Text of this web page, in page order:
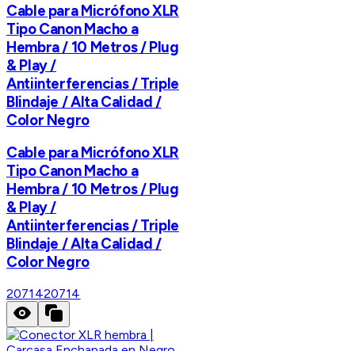
Cable para Micrófono XLR
Tipo Canon Macho a
Hembra / 10 Metros / Plug
& Play /
Antiinterferencias / Triple
Blindaje / Alta Calidad /
Color Negro
Cable para Micrófono XLR
Tipo Canon Macho a
Hembra / 10 Metros / Plug
& Play /
Antiinterferencias / Triple
Blindaje / Alta Calidad /
Color Negro
2071420714